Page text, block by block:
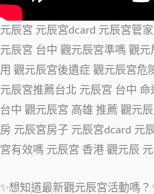
元辰宮 元辰宮dcard 元辰宮管
元辰宮 台中 觀元辰宮準嗎 觀
用 觀元辰宮後遺症 觀元辰宮危
元辰宮推薦台北 元辰宮 台中
台中 觀元辰宮 高雄 推薦 觀元
房 元辰宮房子 元辰宮dcard 元
宮有效嗎 元辰宮 香港 觀元辰
✨想知道最新觀元辰宮活動嗎？